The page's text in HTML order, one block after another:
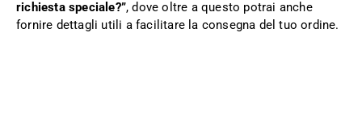
richiesta speciale?”, dove oltre a questo potrai anche
fornire dettagli utili a facilitare la consegna del tuo ordine.